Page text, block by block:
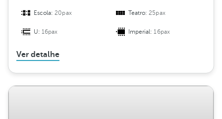
Escola:20pax Teatro:25pax
U:16pax Imperial:16pax
Ver detalhe